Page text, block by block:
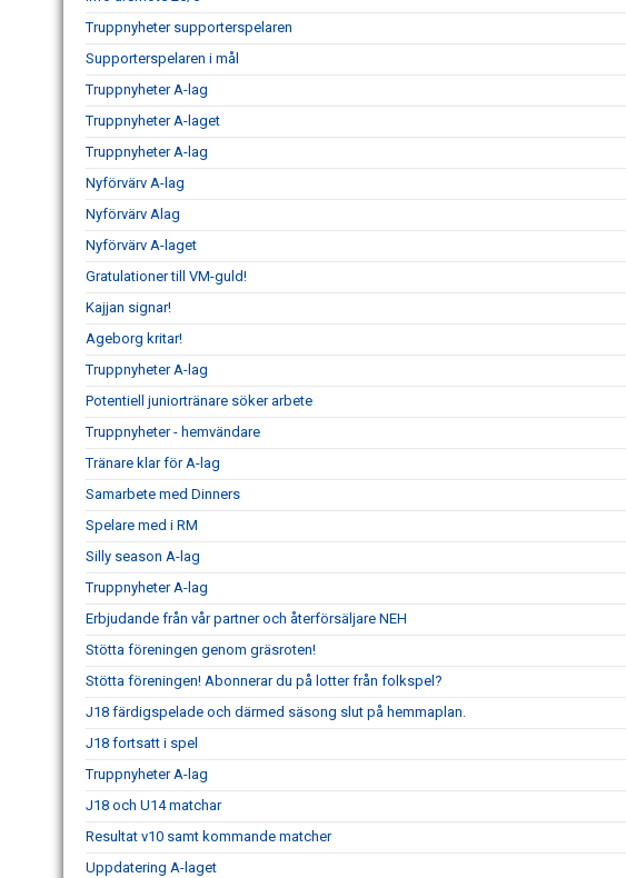
Truppnyheter supporterspelaren
Supporterspelaren i mål
Truppnyheter A-lag
Truppnyheter A-laget
Truppnyheter A-lag
Nyförvärv A-lag
Nyförvärv Alag
Nyförvärv A-laget
Gratulationer till VM-guld!
Kajjan signar!
Ageborg kritar!
Truppnyheter A-lag
Potentiell juniortränare söker arbete
Truppnyheter - hemvändare
Tränare klar för A-lag
Samarbete med Dinners
Spelare med i RM
Silly season A-lag
Truppnyheter A-lag
Erbjudande från vår partner och återförsäljare NEH
Stötta föreningen genom gräsroten!
Stötta föreningen! Abonnerar du på lotter från folkspel?
J18 färdigspelade och därmed säsong slut på hemmaplan.
J18 fortsatt i spel
Truppnyheter A-lag
J18 och U14 matchar
Resultat v10 samt kommande matcher
Uppdatering A-laget